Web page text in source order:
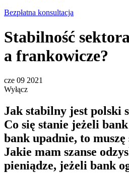
Bezpłatna konsultacja
Stabilność
a frankowicze?
cze 09 2021
Wyłącz
Jak stabilny jest polski
Co się stanie jeżeli
bank upadnie, to muszę
Jakie mam szanse
pieniądze, jeżeli bank